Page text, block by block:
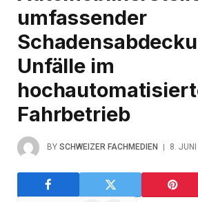
umfassender
Unfälle im
Fahrbetrieb
BY SCHWEIZER FACHMEDIEN 8.